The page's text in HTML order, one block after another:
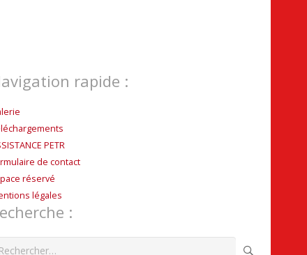
rapide :
PETR
de contact
réservé
légales
: